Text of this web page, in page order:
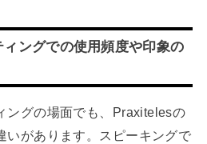
ングでの使用頻度や印象の
ングの場面でも、Praxitelesの
いがあります。スピーキングで